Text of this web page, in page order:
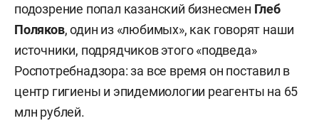
подозрение попал казанский бизнесмен Глеб
Поляков, один из «любимых», как говорят наши
источники, подрядчиков этого «подведа»
Роспотребнадзора: за все время он поставил в
центр гигиены и эпидемиологии реагенты на 65
млн рублей.